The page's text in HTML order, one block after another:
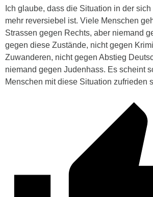
Ich glaube, dass die Situation in der
mehr reversiebel ist. Viele Menschen
Strassen gegen Rechts, aber niemand
gegen diese Zustände, nicht gegen
Zuwanderen, nicht gegen Abstieg
niemand gegen Judenhass. Es scheint
Menschen mit diese Situation zufrieden